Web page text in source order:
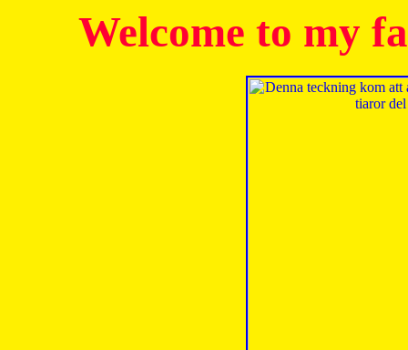
Welcome to my